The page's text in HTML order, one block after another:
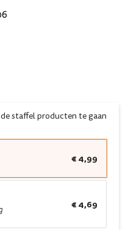
staffel producten te gaan
€ 4,99
€ 4,69